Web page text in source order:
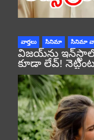
వార్తలు సినిమా సినిమా
విజయ్‌ను
కూడా లేవ్!